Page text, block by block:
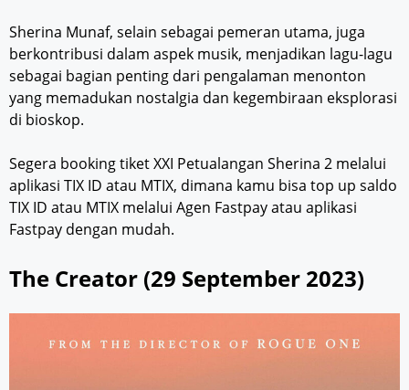
Sherina Munaf, selain sebagai pemeran utama, juga
berkontribusi dalam aspek musik, menjadikan lagu-lagu
sebagai bagian penting dari pengalaman menonton
yang memadukan nostalgia dan kegembiraan eksplorasi
di bioskop.
Segera booking tiket XXI Petualangan Sherina 2 melalui
aplikasi TIX ID atau MTIX, dimana kamu bisa top up saldo
TIX ID atau MTIX melalui Agen Fastpay atau aplikasi
Fastpay dengan mudah.
The Creator (29 September 2023)